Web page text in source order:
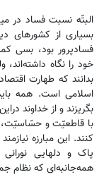
البتّه نسبت فساد در
بسیاری از کشورهای
فسادپرور بود، بسی
خود را نگاه
بدانند که طهارت
اسلامی است. همه
بگریزند و از خداوند
با قاطعیّت و حسّاسیّت،
کنند. این مبارزه
پاک و دلهایی
همه‌جانبه‌ای که نظام